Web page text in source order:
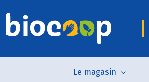
Le magasin